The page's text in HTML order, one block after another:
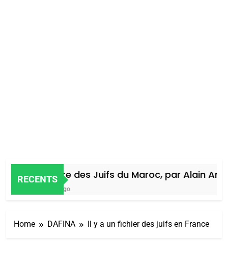
RECENTS
Histoire des Juifs du Maroc, par Alain Amiel
Home DAFINA Il y a un fichier des juifs en France